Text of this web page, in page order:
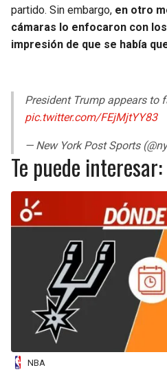
partido. Sin embargo, en otro
cámaras lo enfocaron con
impresión de que se había
President Trump appears to
pic.twitter.com/FEjMjtYY83
— New York Post Sports
Te puede interesar:
NBA